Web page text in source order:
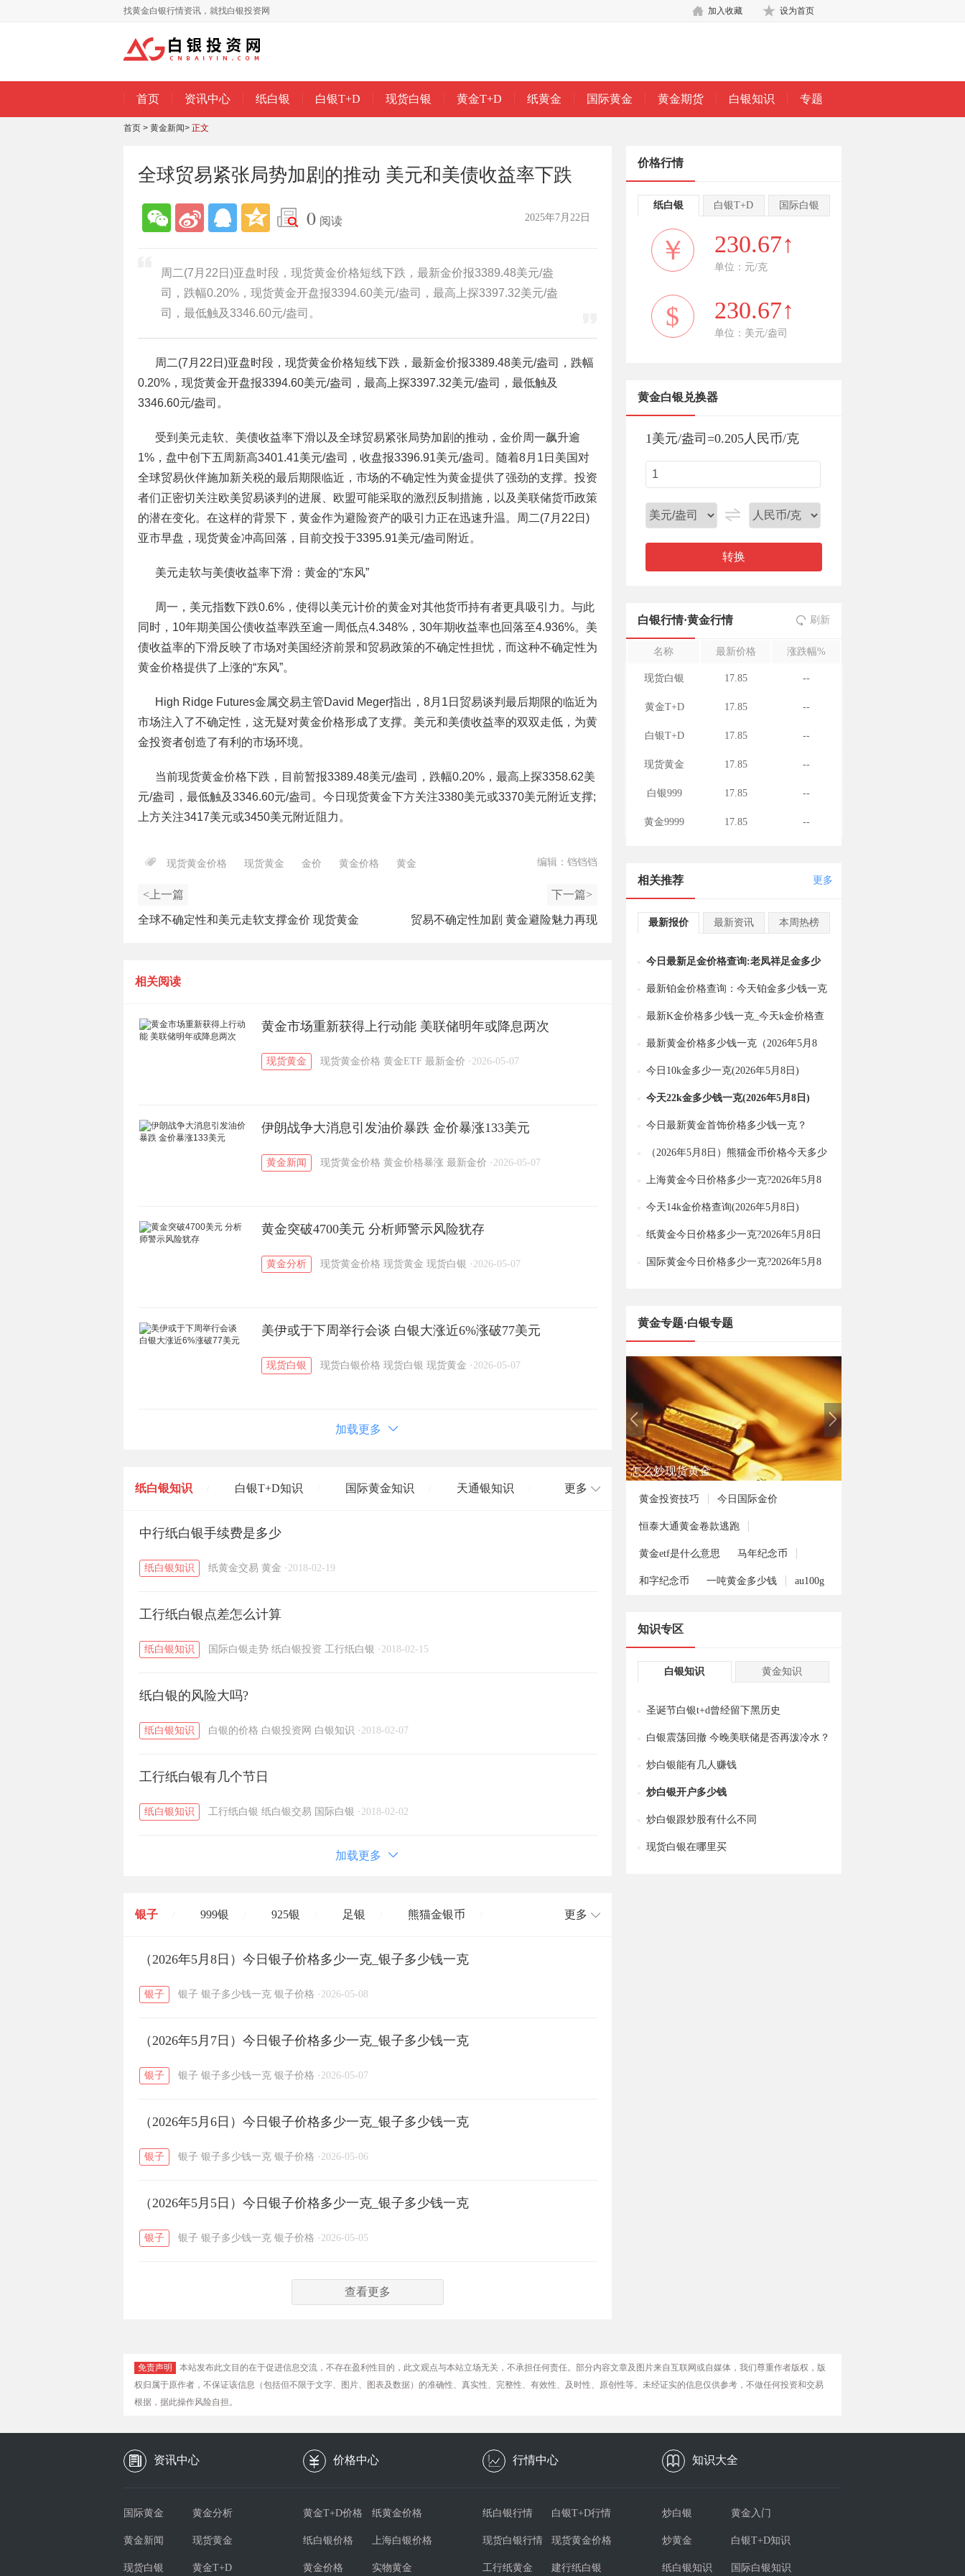
找黄金白银行情资讯，就找白银投资网 设为首页
加入收藏
首页 资讯中心 纸白银 白银T+D 现货白银 黄金T+D 纸黄金 国际黄金 黄金期货 白银知识 专题
首页 > 黄金新闻> 正文
全球贸易紧张局势加剧的推动 美元和美债收益率下跌
0 阅读 2025年7月22日
周二(7月22日)亚盘时段，现货黄金价格短线下跌，最新金价报3389.48美元/盎
司，跌幅0.20%，现货黄金开盘报3394.60美元/盎司，最高上探3397.32美元/盎
司，最低触及3346.60元/盎司。
周二(7月22日)亚盘时段，现货黄金价格短线下跌，最新金价报3389.48美元/盎司，跌幅
0.20%，现货黄金开盘报3394.60美元/盎司，最高上探3397.32美元/盎司，最低触及
3346.60元/盎司。
受到美元走软、美债收益率下滑以及全球贸易紧张局势加剧的推动，金价周一飙升逾
1%，盘中创下五周新高3401.41美元/盎司，收盘报3396.91美元/盎司。随着8月1日美国对
全球贸易伙伴施加新关税的最后期限临近，市场的不确定性为黄金提供了强劲的支撑。投资
者们正密切关注欧美贸易谈判的进展、欧盟可能采取的激烈反制措施，以及美联储货币政策
的潜在变化。在这样的背景下，黄金作为避险资产的吸引力正在迅速升温。周二(7月22日)
亚市早盘，现货黄金冲高回落，目前交投于3395.91美元/盎司附近。
美元走软与美债收益率下滑：黄金的“东风”
周一，美元指数下跌0.6%，使得以美元计价的黄金对其他货币持有者更具吸引力。与此
同时，10年期美国公债收益率跌至逾一周低点4.348%，30年期收益率也回落至4.936%。美
债收益率的下滑反映了市场对美国经济前景和贸易政策的不确定性担忧，而这种不确定性为
黄金价格提供了上涨的“东风”。
High Ridge Futures金属交易主管David Meger指出，8月1日贸易谈判最后期限的临近为
市场注入了不确定性，这无疑对黄金价格形成了支撑。美元和美债收益率的双双走低，为黄
金投资者创造了有利的市场环境。
当前现货黄金价格下跌，目前暂报3389.48美元/盎司，跌幅0.20%，最高上探3358.62美
元/盎司，最低触及3346.60元/盎司。今日现货黄金下方关注3380美元或3370美元附近支撑;
上方关注3417美元或3450美元附近阻力。
现货黄金价格 现货黄金 金价 黄金价格 黄金 编辑：铛铛铛
<上一篇
全球不确定性和美元走软支撑金价 现货黄金
下一篇>
贸易不确定性加剧 黄金避险魅力再现
相关阅读
黄金市场重新获得上行动能 美联储明年或降息两次
现货黄金 现货黄金价格 黄金ETF 最新金价 · 2026-05-07
伊朗战争大消息引发油价暴跌 金价暴涨133美元
黄金新闻 现货黄金价格 黄金价格暴涨 最新金价 · 2026-05-07
黄金突破4700美元 分析师警示风险犹存
黄金分析 现货黄金价格 现货黄金 现货白银 · 2026-05-07
美伊或于下周举行会谈 白银大涨近6%涨破77美元
现货白银 现货白银价格 现货白银 现货黄金 · 2026-05-07
加载更多
纸白银知识 白银T+D知识 国际黄金知识 天通银知识
黄金T+D知识 / 粤贵银知识
更多
中行纸白银手续费是多少
纸白银知识 纸黄金交易 黄金 · 2018-02-19
工行纸白银点差怎么计算
纸白银知识 国际白银走势 纸白银投资 工行纸白银 · 2018-02-15
纸白银的风险大吗?
纸白银知识 白银的价格 白银投资网 白银知识 · 2018-02-07
工行纸白银有几个节日
纸白银知识 工行纸白银 纸白银交易 国际白银 · 2018-02-02
加载更多
银子 999银 925银 足银 熊猫金银币
开国纪念币 大清银币 / 长城币 / 老凤祥
菜百 周生生 周大生
六福 / 金至尊 / 潮宏基 / 亚一金店 黄金
更多
（2026年5月8日）今日银子价格多少一克_银子多少钱一克
银子 银子 银子多少钱一克 银子价格 · 2026-05-08
（2026年5月7日）今日银子价格多少一克_银子多少钱一克
银子 银子 银子多少钱一克 银子价格 · 2026-05-07
（2026年5月6日）今日银子价格多少一克_银子多少钱一克
银子 银子 银子多少钱一克 银子价格 · 2026-05-06
（2026年5月5日）今日银子价格多少一克_银子多少钱一克
银子 银子 银子多少钱一克 银子价格 · 2026-05-05
查看更多
价格行情
纸白银 白银T+D 国际白银
￥ 230.67↑
单位：元/克
$ 230.67↑
单位：美元/盎司
黄金白银兑换器
1美元/盎司 =0.205人民币/克
转换
白银行情·黄金行情 刷新
名称 最新价格 涨跌幅%
现货白银 17.85 --
黄金T+D 17.85 --
白银T+D 17.85 --
现货黄金 17.85 --
白银999 17.85 --
黄金9999 17.85 --
相关推荐 更多
最新报价 最新资讯 本周热榜
今日最新足金价格查询:老凤祥足金多少
钱一克（2026年5月8日）
最新铂金价格查询：今天铂金多少钱一克
（2026年5月8日）
最新K金价格多少钱一克_今天k金价格查
询（2026年5月8日）
最新黄金价格多少钱一克（2026年5月8
日）
今日10k金多少一克(2026年5月8日)
今天22k金多少钱一克(2026年5月8日)
今日最新黄金首饰价格多少钱一克？
（2026年5月8日）
（2026年5月8日）熊猫金币价格今天多少
一克
上海黄金今日价格多少一克?2026年5月8
日上海黄金价格查询
今天14k金价格查询(2026年5月8日)
纸黄金今日价格多少一克?2026年5月8日
纸黄金价格查询
国际黄金今日价格多少一克?2026年5月8
黄金专题·白银专题
怎么炒现货黄金
黄金投资技巧 今日国际金价
恒泰大通黄金卷款逃跑
黄金etf是什么意思 马年纪念币
和字纪念币 一吨黄金多少钱 au100g
知识专区
白银知识 黄金知识
圣诞节白银t+d曾经留下黑历史
白银震荡回撤 今晚美联储是否再泼冷水？
炒白银能有几人赚钱
炒白银开户多少钱
炒白银跟炒股有什么不同
现货白银在哪里买
免责声明
本站发布此文目的在于促进信息交流，不存在盈利性目的，此文观点与本站立场无关，不承担任何责任。部分内容文章及图片来自互联网或自媒体，我们尊重作者版权，版
权归属于原作者，不保证该信息（包括但不限于文字、图片、图表及数据）的准确性、真实性、完整性、有效性、及时性、原创性等。未经证实的信息仅供参考，不做任何投资和交易
根据，据此操作风险自担。
资讯中心 价格中心 行情中心 知识大全
国际黄金 黄金分析
黄金新闻 现货黄金
现货白银 黄金T+D
黄金T+D价格 纸黄金价格
纸白银价格 上海白银价格
黄金价格 实物黄金
纸白银行情 白银T+D行情
现货白银行情 现货黄金价格
工行纸黄金 建行纸白银
炒白银 黄金入门
炒黄金 白银T+D知识
纸白银知识 国际白银知识